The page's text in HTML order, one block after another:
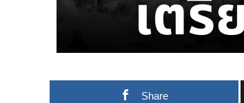
Share